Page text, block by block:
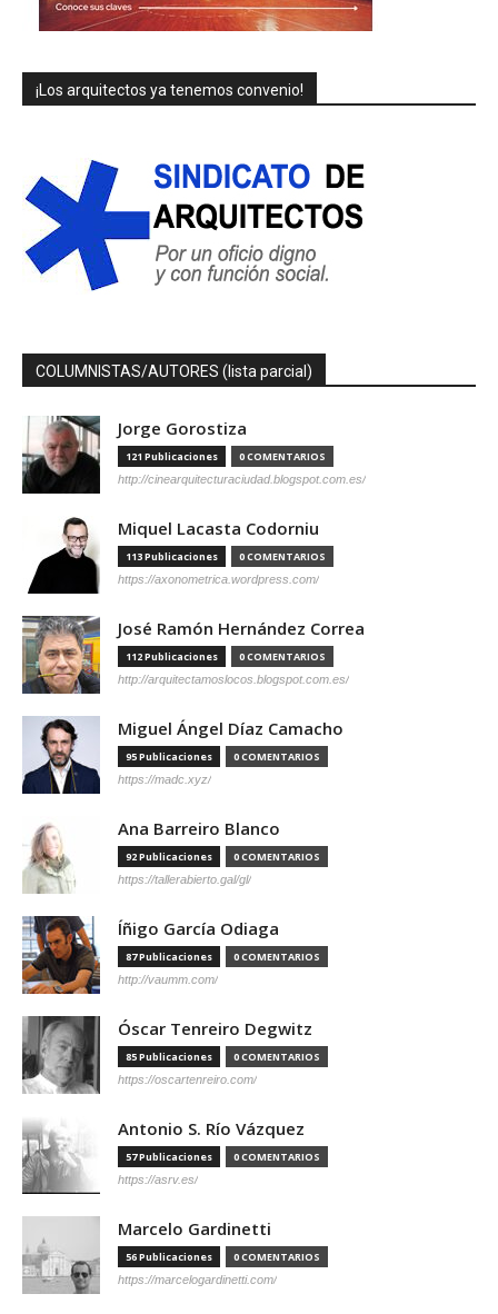
¡Los arquitectos ya tenemos convenio!
COLUMNISTAS/AUTORES (lista parcial)
Jorge Gorostiza
121 Publicaciones 0 COMENTARIOS
http://cinearquitecturaciudad.blogspot.com.es/
Miquel Lacasta Codorniu
113 Publicaciones 0 COMENTARIOS
https://axonometrica.wordpress.com/
José Ramón Hernández Correa
112 Publicaciones 0 COMENTARIOS
http://arquitectamoslocos.blogspot.com.es/
Miguel Ángel Díaz Camacho
95 Publicaciones 0 COMENTARIOS
https://madc.xyz/
Ana Barreiro Blanco
92 Publicaciones 0 COMENTARIOS
https://tallerabierto.gal/gl/
Íñigo García Odiaga
87 Publicaciones 0 COMENTARIOS
http://vaumm.com/
Óscar Tenreiro Degwitz
85 Publicaciones 0 COMENTARIOS
https://oscartenreiro.com/
Antonio S. Río Vázquez
57 Publicaciones 0 COMENTARIOS
https://asrv.es/
Marcelo Gardinetti
56 Publicaciones 0 COMENTARIOS
https://marcelogardinetti.com/